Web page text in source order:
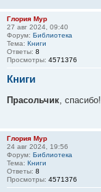
Глория Мур
27 авг 2024, 09:40
Форум: Библиотека
Тема: Книги
Ответы: 8
Просмотры: 4571376
Книги
Прасольчик, спасибо!
Глория Мур
24 авг 2024, 19:56
Форум: Библиотека
Тема: Книги
Ответы: 8
Просмотры: 4571376